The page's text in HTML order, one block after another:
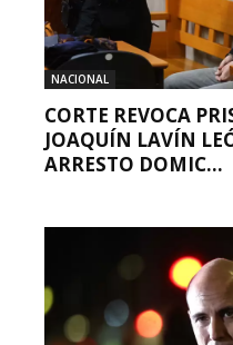
NACIONAL
CORTE REVOCA
JOAQUÍN LAVÍN
ARRESTO DOMIC...